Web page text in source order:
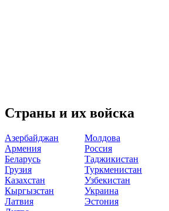
Страны и их войска
Азербайджан
Армения
Беларусь
Грузия
Казахстан
Кыргызстан
Латвия
Молдова
Россия
Таджикистан
Туркменистан
Узбекистан
Украина
Эстония